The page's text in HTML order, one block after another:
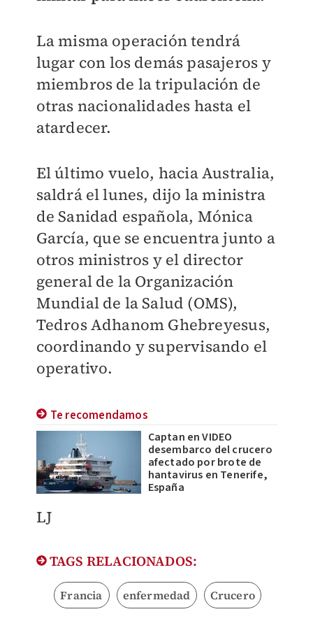
La misma operación tendrá
lugar con los demás pasajeros y
miembros de la tripulación de
otras nacionalidades hasta el
atardecer.
El último vuelo, hacia Australia,
saldrá el lunes, dijo la ministra
de Sanidad española, Mónica
García, que se encuentra junto a
otros ministros y el director
general de la Organización
Mundial de la Salud (OMS),
Tedros Adhanom Ghebreyesus,
coordinando y supervisando el
operativo.
Te recomendamos
Captan en VIDEO
desembarco del crucero
afectado por brote de
hantavirus en Tenerife,
España
LJ​
TAGS RELACIONADOS:
Francia enfermedad Crucero